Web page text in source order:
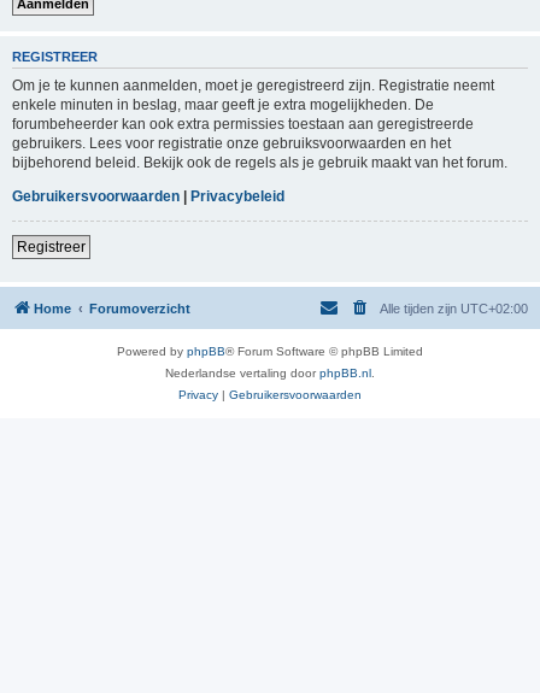
REGISTREER
Om je te kunnen aanmelden, moet je geregistreerd zijn. Registratie neemt
enkele minuten in beslag, maar geeft je extra mogelijkheden. De
forumbeheerder kan ook extra permissies toestaan aan geregistreerde
gebruikers. Lees voor registratie onze gebruiksvoorwaarden en het
bijbehorend beleid. Bekijk ook de regels als je gebruik maakt van het forum.
Gebruikersvoorwaarden | Privacybeleid
Registreer
Home Forumoverzicht Alle tijden zijn UTC+02:00
Powered by phpBB® Forum Software © phpBB Limited
Nederlandse vertaling doorphpBB.nl
Privacy | Gebruikersvoorwaarden